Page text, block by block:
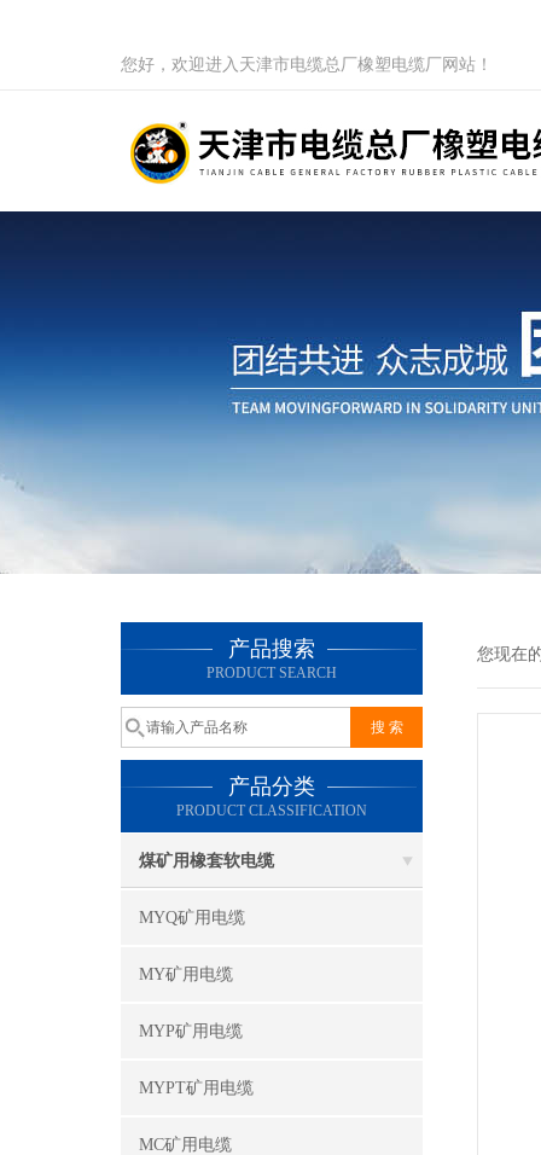
您好，欢迎进入天津市电缆总厂橡塑电缆厂网站！
产品搜索
PRODUCT SEARCH
产品分类
PRODUCT CLASSIFICATION
煤矿用橡套软电缆
MYQ矿用电缆
MY矿用电缆
MYP矿用电缆
MYPT矿用电缆
MC矿用电缆
您现在